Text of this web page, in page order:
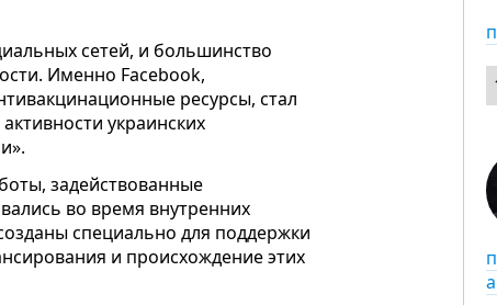
сетей, и большинство
Именно Facebook,
ресурсы, стал
украинских
задействованные
во время внутренних
специально для поддержки
и происхождение этих